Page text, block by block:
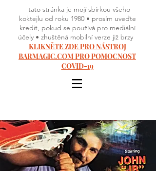
tato stránka je mojí sbírkou všeho
koktejlu od roku 1980 • prosím uveďte
kredit, pokud se používá pro mediální
účely • zhuštěná mobilní verze již brzy
KLIKNĚTE ZDE PRO NÁSTROJ
BARMAGIC.COM PRO POMOCNOST
COVID-19